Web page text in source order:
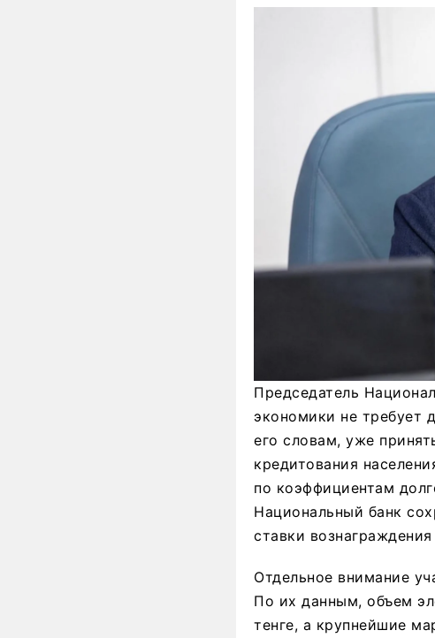
Председатель
экономики не требует
его словам, уже
кредитования
по коэффициентам
Национальный банк
ставки
Отдельное внимание
По их данным, объем
тенге, а крупнейшие